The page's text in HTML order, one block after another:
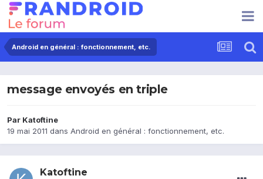
Android en général : fonctionnement, etc.
message envoyés en triple
Par Katoftine
19 mai 2011 dans Android en général : fonctionnement, etc.
Katoftine